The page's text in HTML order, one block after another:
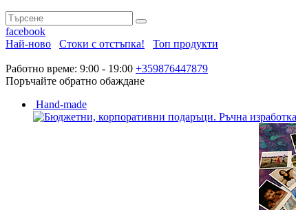
facebook
Най-ново
Стоки с отстъпка! Топ продукти
Работно време: 9:00 - 19:00 +359876447879
Поръчайте обратно обаждане
Hand-made